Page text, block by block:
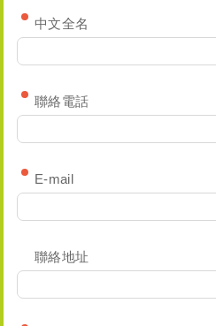
中文全名
聯絡電話
E-mail
聯絡地址